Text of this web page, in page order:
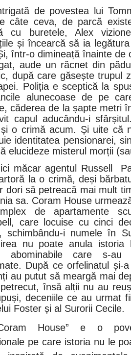
de povestea lui
câte ceva, de parcă
cu buretele, Alex
și încearcă să ia
într-o dimineață înainte de
aude un răcnet din
după care găsește trupul
Poliția e sceptică la
alunecoase de pe
căderea de la șapte metri
capul aducându-i
o crimă acum. Și uite că
identitatea pensionarei,
elucideze misterul morții
măcar agentul Russell
la o crimă, deși
dori să petreacă mai mult
sa. Coram House
de apartamente
care locuise cu cinci
schimbându-i numele în
nu poate anula istoria
abominabile care s-au
După ce orfelinatul și-
au putut să meargă mai
însă alții nu au
deceniile ce au urmat
Foster și al Surorii Cecile.
House” e o
pe care istoria nu le